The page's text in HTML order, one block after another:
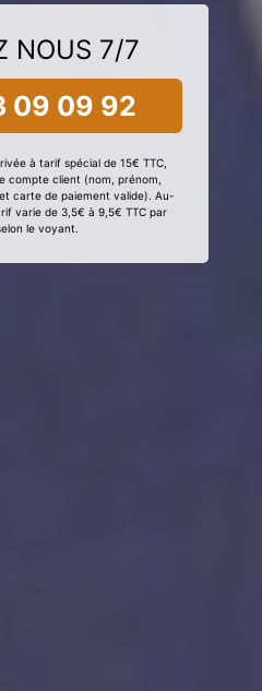
NOUS 7/7
09 09 92
à tarif spécial de 15€ TTC,
compte client (nom, prénom,
carte de paiement valide). Au-
varie de 3,5€ à 9,5€ TTC par
le voyant.